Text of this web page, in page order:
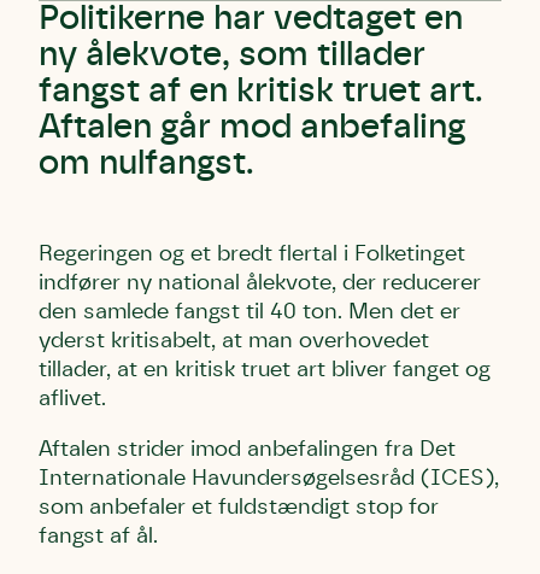
Politikerne har vedtaget en
ny ålekvote, som tillader
fangst af en kritisk truet art.
Aftalen går mod anbefaling
om nulfangst.
Regeringen og et bredt flertal i Folketinget
indfører ny national ålekvote, der reducerer
den samlede fangst til 40 ton. Men det er
yderst kritisabelt, at man overhovedet
tillader, at en kritisk truet art bliver fanget og
aflivet.
Aftalen strider imod anbefalingen fra Det
Internationale Havundersøgelsesråd (ICES),
som anbefaler et fuldstændigt stop for
fangst af ål.